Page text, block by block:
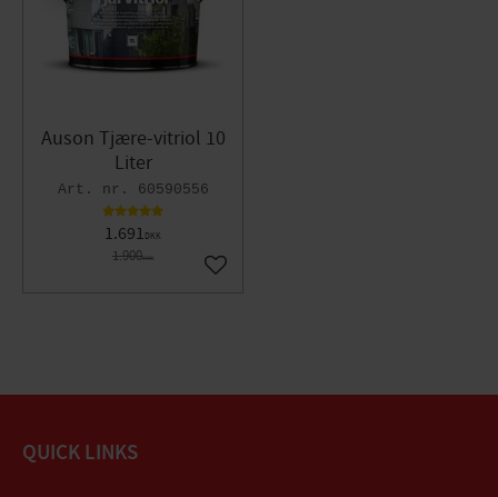
Auson Tjære-vitriol 10
Liter
60590556
1.691DKK
1.900DKK
Gem som favorit
QUICK LINKS